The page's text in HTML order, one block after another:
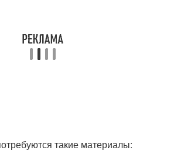
такие материалы: